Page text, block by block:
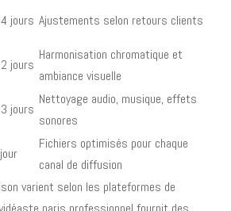
jours Ajustements selon retours clients
jours
Harmonisation chromatique et
ambiance visuelle
jours
Nettoyage audio, musique, effets
sonores
Fichiers optimisés pour chaque
canal de diffusion
varient selon les plateformes de